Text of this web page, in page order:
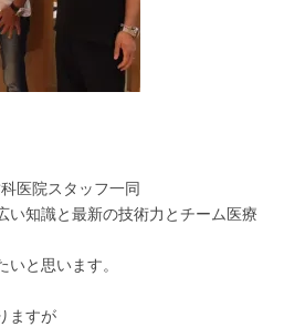
医院スタッフ一同
い知識と最新の技術力とチーム医療
と思います。
ますが